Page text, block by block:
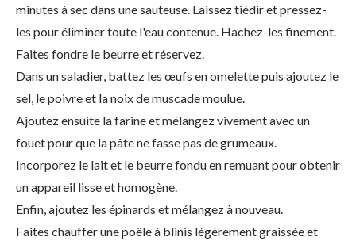
minutes à sec dans une sauteuse. Laissez tiédir et pressez-
les pour éliminer toute l'eau contenue. Hachez-les finement.
Faites fondre le beurre et réservez.
Dans un saladier, battez les œufs en omelette puis ajoutez le
sel, le poivre et la noix de muscade moulue.
Ajoutez ensuite la farine et mélangez vivement avec un
fouet pour que la pâte ne fasse pas de grumeaux.
Incorporez le lait et le beurre fondu en remuant pour obtenir
un appareil lisse et homogène.
Enfin, ajoutez les épinards et mélangez à nouveau.
Faites chauffer une poêle à blinis légèrement graissée et